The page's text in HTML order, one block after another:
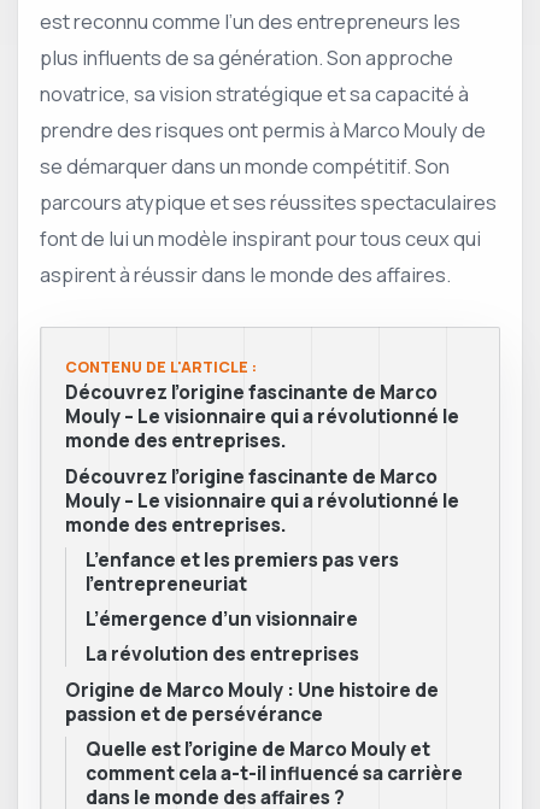
est reconnu comme l’un des entrepreneurs les
plus influents de sa génération. Son approche
novatrice, sa vision stratégique et sa capacité à
prendre des risques ont permis à Marco Mouly de
se démarquer dans un monde compétitif. Son
parcours atypique et ses réussites spectaculaires
font de lui un modèle inspirant pour tous ceux qui
aspirent à réussir dans le monde des affaires.
CONTENU DE L'ARTICLE :
Découvrez l’origine fascinante de Marco
Mouly – Le visionnaire qui a révolutionné le
monde des entreprises.
Découvrez l’origine fascinante de Marco
Mouly – Le visionnaire qui a révolutionné le
monde des entreprises.
L’enfance et les premiers pas vers
l’entrepreneuriat
L’émergence d’un visionnaire
La révolution des entreprises
Origine de Marco Mouly : Une histoire de
passion et de persévérance
Quelle est l’origine de Marco Mouly et
comment cela a-t-il influencé sa carrière
dans le monde des affaires ?